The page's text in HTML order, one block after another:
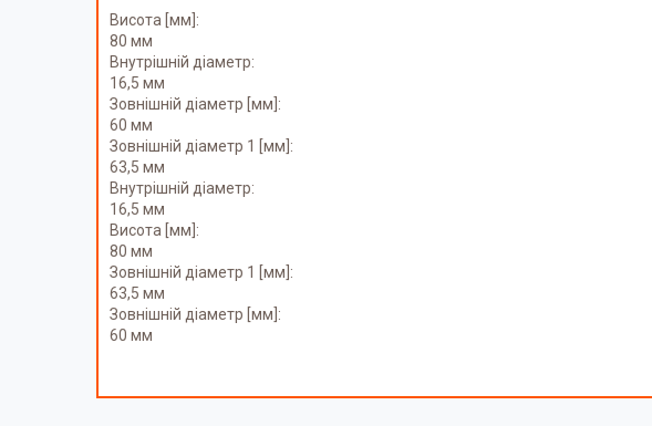
Висота [мм]:
80 мм
Внутрішній діаметр:
16,5 мм
Зовнішній діаметр [мм]:
60 мм
Зовнішній діаметр 1 [мм]:
63,5 мм
Внутрішній діаметр:
16,5 мм
Висота [мм]:
80 мм
Зовнішній діаметр 1 [мм]:
63,5 мм
Зовнішній діаметр [мм]:
60 мм